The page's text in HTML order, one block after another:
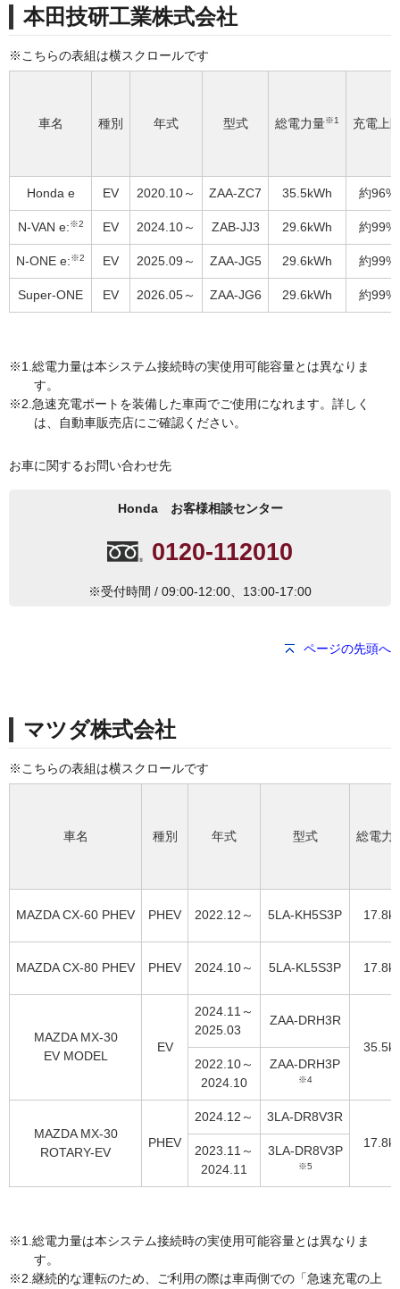
本田技研工業株式会社
車名 種別 年式 型式 総電力量※1 充電上
Honda e EV 2020.10～ ZAA-ZC7 35.5kWh 約96%
N-VAN e:※2 EV 2024.10～ ZAB-JJ3 29.6kWh 約99%
N-ONE e:※2 EV 2025.09～ ZAA-JG5 29.6kWh 約99%
Super-ONE EV 2026.05～ ZAA-JG6 29.6kWh 約99%
総電力量は本システム接続時の実使用可能容量とは異なりま
す。
急速充電ポートを装備した車両でご使用になれます。詳しく
は、自動車販売店にご確認ください。
お車に関するお問い合わせ先
Honda お客様相談センター
0120-112010
※受付時間 / 09:00-12:00、13:00-17:00
ページの先頭へ
マツダ株式会社
車名 種別 年式 型式 総電力
MAZDA CX-60 PHEV PHEV 2022.12～ 5LA-KH5S3P
MAZDA CX-80 PHEV PHEV 2024.10～ 5LA-KL5S3P
MAZDA MX-30
EV MODEL
EV
2024.11～
2025.03
ZAA-DRH3R
2022.10～
2024.10
ZAA-DRH3P
※4
MAZDA MX-30
ROTARY-EV
PHEV
2024.12～
3LA-DR8V3R
2023.11～
2024.11
3LA-DR8V3P
※5
総電力量は本システム接続時の実使用可能容量とは異なりま
す。
継続的な運転のため、ご利用の際は車両側での「急速充電の上